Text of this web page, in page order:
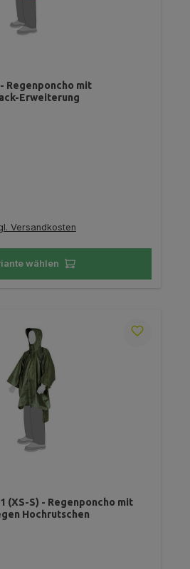
Regenponcho mit
Erweiterung
Versandkosten
wählen
(XS-S) - Regenponcho mit
Hochrutschen